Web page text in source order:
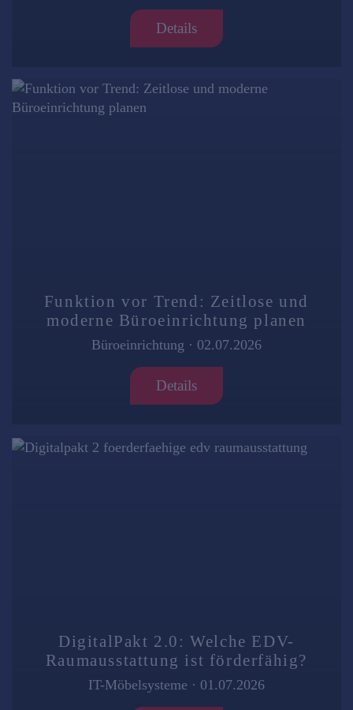
Details
Funktion vor Trend: Zeitlose und
moderne Büroeinrichtung planen
Büroeinrichtung · 02.07.2026
Details
DigitalPakt 2.0: Welche EDV-
Raumausstattung ist förderfähig?
IT-Möbelsysteme · 01.07.2026